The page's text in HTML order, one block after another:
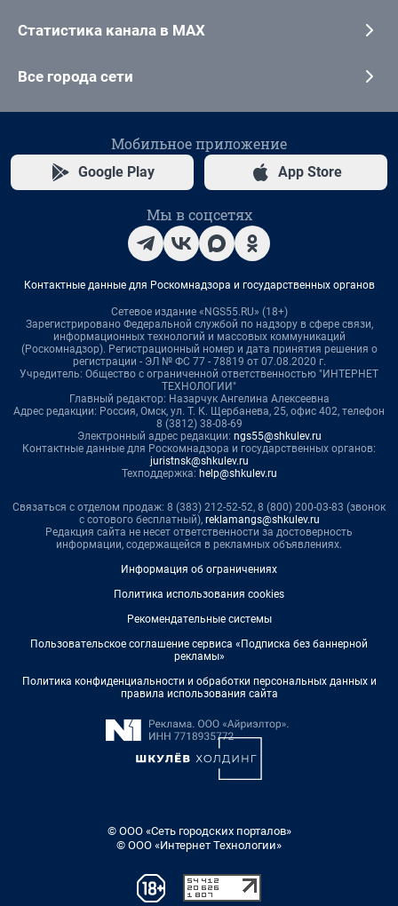
Статистика канала в MAX
Все города сети
Мобильное приложение
Google Play App Store
Мы в соцсетях
Контактные данные для Роскомнадзора и государственных органов
Сетевое издание «NGS55.RU» (18+)
Зарегистрировано Федеральной службой по надзору в сфере связи,
информационных технологий и массовых коммуникаций
(Роскомнадзор). Регистрационный номер и дата принятия решения о
регистрации - ЭЛ № ФС 77 - 78819 от 07.08.2020 г.
Учредитель: Общество с ограниченной ответственностью "ИНТЕРНЕТ
ТЕХНОЛОГИИ"
Главный редактор: Назарчук Ангелина Алексеевна
Адрес редакции: Россия, Омск, ул. Т. К. Щербанева, 25, офис 402, телефон
8 (3812) 38-08-69
Электронный адрес редакции: ngs55@shkulev.ru
Контактные данные для Роскомнадзора и государственных органов:
juristnsk@shkulev.ru
Техподдержка: help@shkulev.ru
Связаться с отделом продаж: 8 (383) 212-52-52, 8 (800) 200-03-83 (звонок
с сотового бесплатный), reklamangs@shkulev.ru
Редакция сайта не несет ответственности за достоверность
информации, содержащейся в рекламных объявлениях.
Информация об ограничениях
Политика использования cookies
Рекомендательные системы
Пользовательское соглашение сервиса «Подписка без баннерной
рекламы»
Политика конфиденциальности и обработки персональных данных и
правила использования сайта
© ООО «Сеть городских порталов»
© ООО «Интернет Технологии»